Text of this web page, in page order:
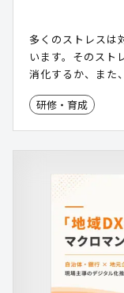
多くのストレスは
います。そのスト
消化するか、また
良く幸福に生きる
ー心理学をベース
研修・育成